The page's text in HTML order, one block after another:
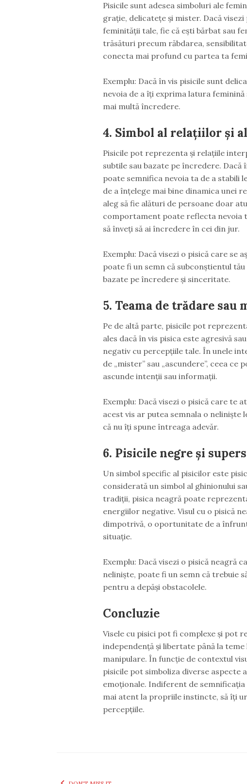
Pisicile sunt adesea simboluri ale
grație, delicatețe și mister. Dacă
feminității tale, fie că ești bărbat sau
trăsături precum răbdarea,
conecta mai profund cu partea ta
Exemplu: Dacă în vis pisicile sunt
nevoia de a îți exprima latura
mai multă încredere.
4. Simbol al relațiilor și
Pisicile pot reprezenta și relațiile
subtile sau bazate pe încredere.
poate semnifica nevoia ta de a stabili
de a înțelege mai bine dinamica unei
aleg să fie alături de persoane doar
comportament poate reflecta nevoia
să înveți să ai încredere în cei din jur.
Exemplu: Dacă visezi o pisică care se
poate fi un semn că subconștientul
bazate pe încredere și sinceritate.
5. Teama de trădare sau
Pe de altă parte, pisicile pot
ales dacă în vis pisica este agresivă
negativ cu percepțiile tale. În unele
de „mister” sau „ascundere”, ceea
ascunde intenții sau informații.
Exemplu: Dacă visezi o pisică care te
acest vis ar putea semnala o neliniște
că nu îți spune întreaga adevăr.
6. Pisicile negre și
Un simbol specific al pisicilor este
considerată un simbol al ghinionului
tradiții, pisica neagră poate
energiilor negative. Visul cu o pisică
dimpotrivă, o oportunitate de a
situație.
Exemplu: Dacă visezi o pisică neagră
neliniște, poate fi un semn că trebuie
pentru a depăși obstacolele.
Concluzie
Visele cu pisici pot fi complexe și pot
independență și libertate până la
manipulare. În funcție de contextul
pisicile pot simboliza diverse aspecte
emoționale. Indiferent de semnificația
mai atent la propriile instincte, să îți
percepțiile.